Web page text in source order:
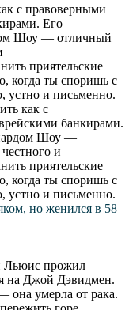
с правоверными
Его
Шоу — отличный
приятельские
когда ты споришь с
устно и письменно.
как с
банкирами.
Шоу —
и
приятельские
когда ты споришь с
устно и письменно.
но женился в 58
Льюис прожил
на Джой Дэвидмен.
она умерла от рака.